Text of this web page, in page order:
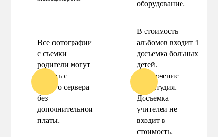
оборудование.
Все фотографии
с съемки
родители могут
скачать с
нашего сервера
без
дополнительной
платы.
В стоимость
альбомов входит 1
досъемка больных
детей.
Исключение
фотостудия.
Досъемка
учителей не
входит в
стоимость.